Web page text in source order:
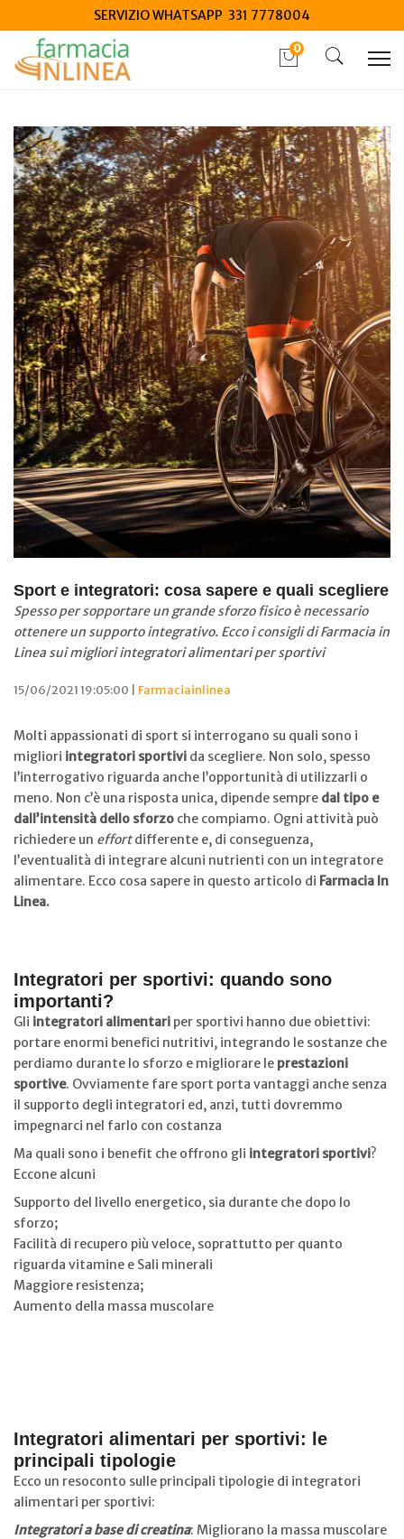
SERVIZIO WHATSAPP 331 7778004
0
Sport e integratori: cosa sapere e quali scegliere
Sport e integratori: cosa sapere e quali scegliere
Spesso per sopportare un grande sforzo fisico è necessario
ottenere un supporto integrativo. Ecco i consigli di Farmacia in
Linea sui migliori integratori alimentari per sportivi
15/06/2021 19:05:00 | Farmaciainlinea
Molti appassionati di sport si interrogano su quali sono i
migliori integratori sportivi da scegliere. Non solo, spesso
l’interrogativo riguarda anche l’opportunità di utilizzarli o
meno. Non c’è una risposta unica, dipende sempre dal tipo e
dall’intensità dello sforzo che compiamo. Ogni attività può
richiedere un effortdifferente e, di conseguenza,
l’eventualità di integrare alcuni nutrienti con un integratore
alimentare. Ecco cosa sapere in questo articolo di Farmacia In
Linea.
Integratori per sportivi: quando sono
importanti?
Gli integratori alimentari per sportivi hanno due obiettivi:
portare enormi benefici nutritivi, integrando le sostanze che
perdiamo durante lo sforzo e migliorare le prestazioni
sportive. Ovviamente fare sport porta vantaggi anche senza
il supporto degli integratori ed, anzi, tutti dovremmo
impegnarci nel farlo con costanza
Ma quali sono i benefit che offrono gli integratori sportivi?
Eccone alcuni
Supporto del livello energetico, sia durante che dopo lo
sforzo;
Facilità di recupero più veloce, soprattutto per quanto
riguarda vitamine e Sali minerali
Maggiore resistenza;
Aumento della massa muscolare
Integratori alimentari per sportivi: le
principali tipologie
Ecco un resoconto sulle principali tipologie di integratori
alimentari per sportivi:
Integratori a base di creatina: Migliorano la massa muscolare